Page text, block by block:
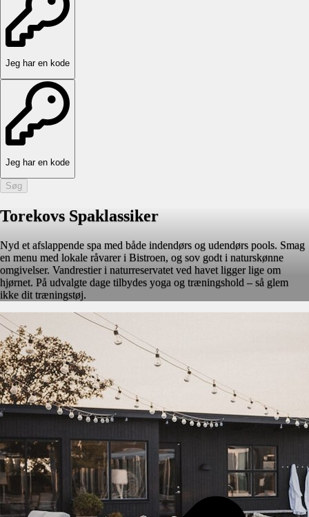
Jeg har en kode
Jeg har en kode
Søg
Torekovs Spaklassiker
Nyd et afslappende spa med både indendørs og udendørs pools. Smag
en menu med lokale råvarer i Bistroen, og sov godt i naturskønne
omgivelser. Vandrestier i naturreservatet ved havet ligger lige om
hjørnet. På udvalgte dage tilbydes yoga og træningshold – så glem
ikke dit træningstøj.